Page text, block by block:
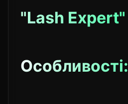
"Lash Expert"
Особливості: